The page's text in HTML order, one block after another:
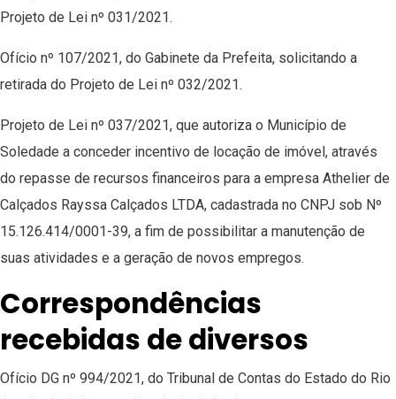
Projeto de Lei nº 031/2021.
Ofício nº 107/2021, do Gabinete da Prefeita, solicitando a
retirada do Projeto de Lei nº 032/2021.
Projeto de Lei nº 037/2021, que autoriza o Município de
Soledade a conceder incentivo de locação de imóvel, através
do repasse de recursos financeiros para a empresa Athelier de
Calçados Rayssa Calçados LTDA, cadastrada no CNPJ sob Nº
15.126.414/0001-39, a fim de possibilitar a manutenção de
suas atividades e a geração de novos empregos.
Correspondências
recebidas de diversos
Ofício DG nº 994/2021, do Tribunal de Contas do Estado do Rio